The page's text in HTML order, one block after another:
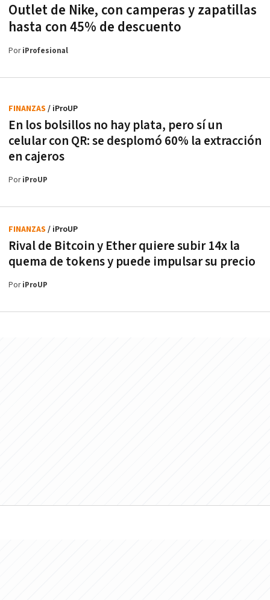
Outlet de Nike, con camperas y zapatillas
hasta con 45% de descuento
PoriProfesional
En los bolsillos no hay plata, pero sí un
celular con QR: se desplomó 60% la extracción
en cajeros
FINANZAS / iProUP
PoriProUP
Rival de Bitcoin y Ether quiere subir 14x la
quema de tokens y puede impulsar su precio
FINANZAS / iProUP
PoriProUP